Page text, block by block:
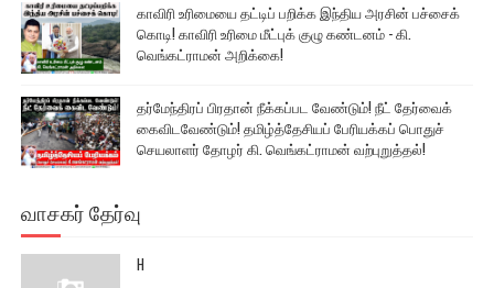
காவிரி உரிமையை தட்டிப் பறிக்க இந்திய அரசின் பச்சைக்
கொடி! காவிரி உரிமை மீட்புக் குழு கண்டனம் - கி.
வெங்கட்ராமன் அறிக்கை!
தர்மேந்திரப் பிரதான் நீக்கப்பட வேண்டும்! நீட் தேர்வைக்
கைவிடவேண்டும்! தமிழ்த்தேசியப் பேரியக்கப் பொதுச்
செயலாளர் தோழர் கி. வெங்கட்ராமன் வற்புறுத்தல்!
வாசகர் தேர்வு
H